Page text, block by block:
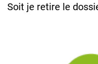
Soit je retire le